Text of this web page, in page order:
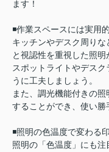
ます！
◾️作業スペースには実用
キッチンやデスク周り
と視認性を重視した照明
スポットライトやデス
うに工夫しましょう。
また、調光機能付きの
することができ、使い勝
◾️照明の色温度で変わる
照明の「色温度」にも